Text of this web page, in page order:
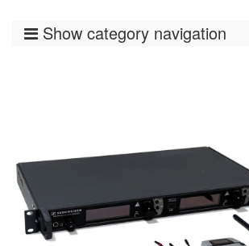
Show category navigation